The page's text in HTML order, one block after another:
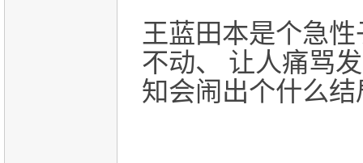
王蓝田本是个急
不动、 让人痛骂
知会闹出个什么